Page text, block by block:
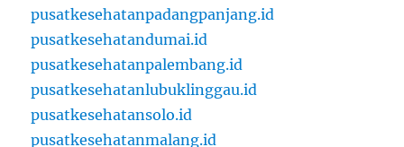
pusatkesehatanpadangpanjang.id
pusatkesehatandumai.id
pusatkesehatanpalembang.id
pusatkesehatanlubuklinggau.id
pusatkesehatansolo.id
pusatkesehatanmalang.id